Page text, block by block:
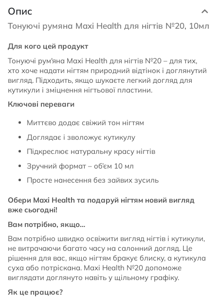
Опис
Тонуючі румяна Maxi Health для нігтів №20, 10мл
Для кого цей продукт
Тонуючі рум'яна Maxi Health для нігтів №20 – для тих,
хто хоче надати нігтям природний відтінок і доглянутий
вигляд. Підходить, якщо шукаєте легкий догляд для
кутикули і зміцнення нігтьової пластини.
Ключові переваги
Миттєво додає свіжий тон нігтям
Доглядає і зволожує кутикулу
Підкреслює натуральну красу нігтів
Зручний формат – об’єм 10 мл
Просте нанесення без зайвих зусиль
Обери Maxi Health та подаруй нігтям новий вигляд
вже сьогодні!
Вам потрібно, якщо…
Вам потрібно швидко освіжити вигляд нігтів і кутикули,
не витрачаючи багато часу на салонний догляд. Це
рішення для вас, якщо нігтям бракує блиску, а кутикула
суха або потріскана. Maxi Health №20 допоможе
виглядати доглянуто навіть у щільному графіку.
Як це працює?